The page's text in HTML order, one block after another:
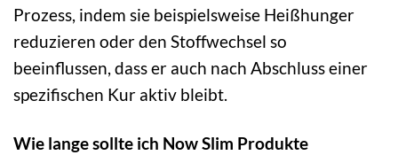
Prozess, indem sie beispielsweise Heißhunger
reduzieren oder den Stoffwechsel so
beeinflussen, dass er auch nach Abschluss einer
spezifischen Kur aktiv bleibt.
Wie lange sollte ich Now Slim Produkte